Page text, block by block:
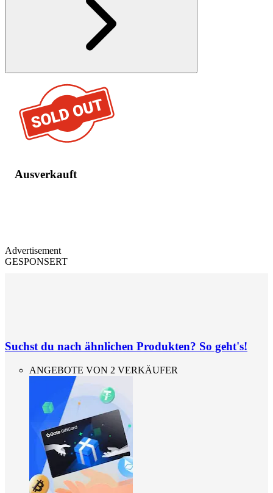
Ausverkauft
Advertisement
GESPONSERT
Suchst du nach ähnlichen Produkten? So geht's!
ANGEBOTE VON 2 VERKÄUFER